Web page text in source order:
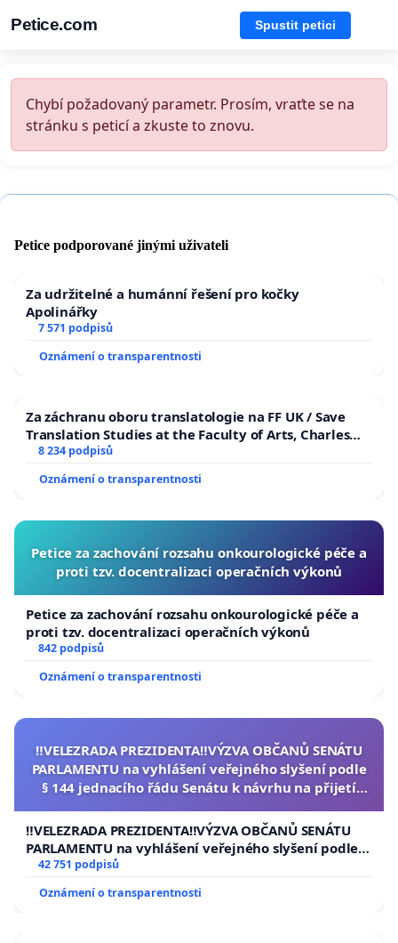
Petice.com Spustit petici
Chybí požadovaný parametr. Prosím, vraťte se na
stránku s peticí a zkuste to znovu.
Petice podporované jinými uživateli
Za udržitelné a humánní řešení pro kočky
Apolinářky
7 571 podpisů
Oznámení o transparentnosti
Za záchranu oboru translatologie na FF UK / Save
Translation Studies at the Faculty of Arts, Charles
University
8 234 podpisů
Oznámení o transparentnosti
Petice za zachování rozsahu onkourologické péče a
proti tzv. docentralizaci operačních výkonů
Petice za zachování rozsahu onkourologické péče a
proti tzv. docentralizaci operačních výkonů
842 podpisů
Oznámení o transparentnosti
‼️VELEZRADA PREZIDENTA‼️VÝZVA OBČANŮ SENÁTU
PARLAMENTU na vyhlášení veřejného slyšení podle
§ 144 jednacího řádu Senátu k návrhu na přijetí
republiky
‼️VELEZRADA PREZIDENTA‼️VÝZVA OBČANŮ SENÁTU
PARLAMENTU na vyhlášení veřejného slyšení podle §
144 jednacího řádu Senátu k návrhu na přijetí
usnesení k podání ústavní žaloby na prezidenta
republiky
42 751 podpisů
Oznámení o transparentnosti